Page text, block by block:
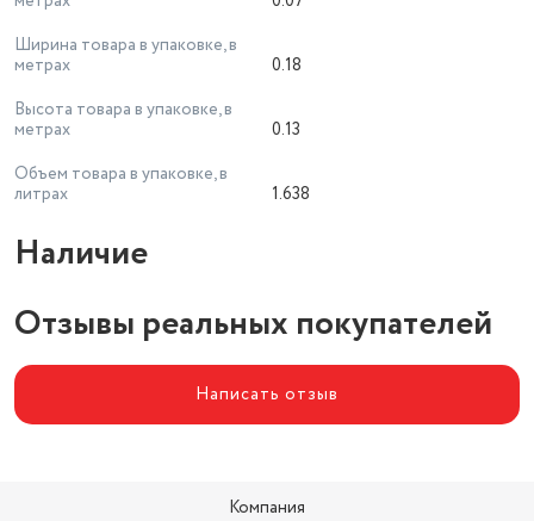
Ширина товара в упаковке, в
метрах
0.18
Высота товара в упаковке, в
метрах
0.13
Объем товара в упаковке, в
литрах
1.638
Наличие
Отзывы реальных покупателей
Написать отзыв
Компания